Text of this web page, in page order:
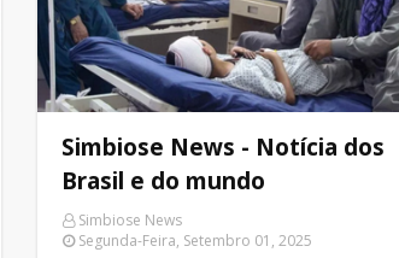
Simbiose News - Notícia dos
Brasil e do mundo
Simbiose News
Segunda-Feira, Setembro 01, 2025